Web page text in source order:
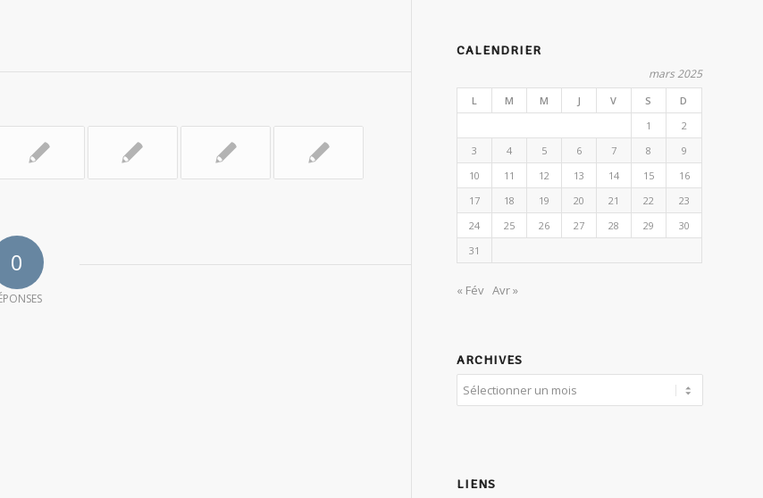
0
CALENDRIER
mars 2025
L M M J V S
D
1
2
3
4 5 6 7 8
9
10
11 12 13 14 15
16
17
18 19 20 21 22
23
24
25 26 27 28 29
30
31
« Fév Avr »
ARCHIVES
LIENS